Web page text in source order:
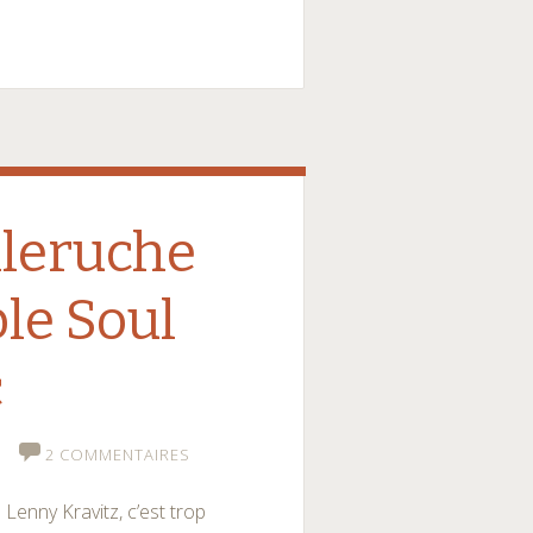
Soul
2 COMMENTAIRES
Kravitz, c’est trop